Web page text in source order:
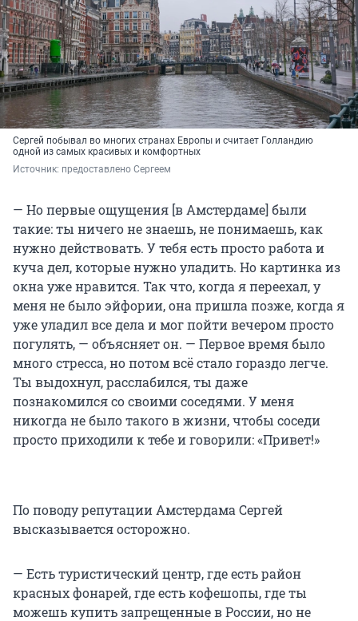
Сергей побывал во многих странах Европы и считает Голландию
одной из самых красивых и комфортных
Источник: предоставлено Сергеем
— Но первые ощущения [в Амстердаме] были
такие: ты ничего не знаешь, не понимаешь, как
нужно действовать. У тебя есть просто работа и
куча дел, которые нужно уладить. Но картинка из
окна уже нравится. Так что, когда я переехал, у
меня не было эйфории, она пришла позже, когда я
уже уладил все дела и мог пойти вечером просто
погулять, — объясняет он. — Первое время было
много стресса, но потом всё стало гораздо легче.
Ты выдохнул, расслабился, ты даже
познакомился со своими соседями. У меня
никогда не было такого в жизни, чтобы соседи
просто приходили к тебе и говорили: «Привет!»
По поводу репутации Амстердама Сергей
высказывается осторожно.
— Есть туристический центр, где есть район
красных фонарей, где есть кофешопы, где ты
можешь купить запрещенные в России, но не